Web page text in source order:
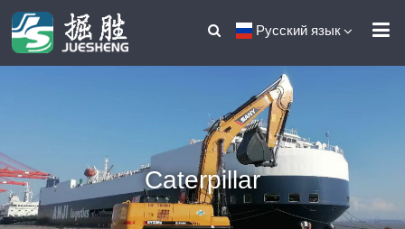
Русский язык
Caterpillar